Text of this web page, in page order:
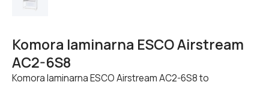
Komora laminarna ESCO Airstream
AC2-6S8
Komora laminarna ESCO Airstream AC2-6S8 to